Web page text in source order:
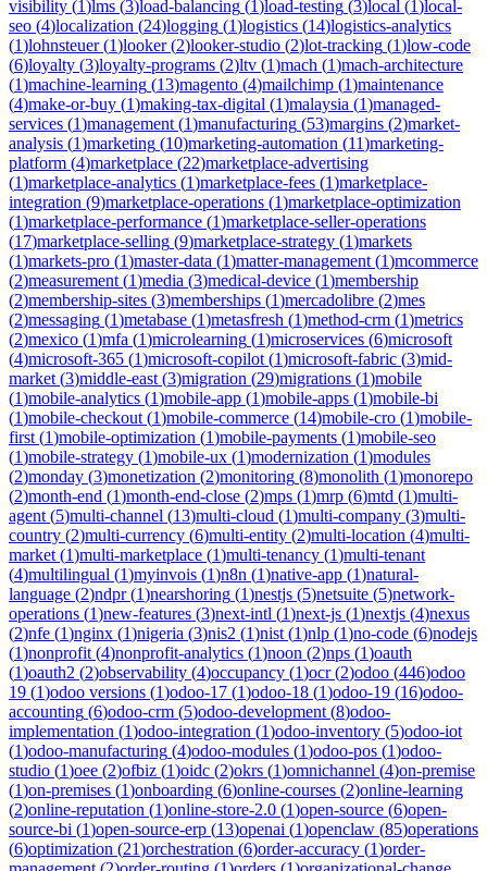
visibility (1)lms (3)load-balancing (1)load-testing (3)local (1)local-
seo (4)localization (24)logging (1)logistics (14)logistics-analytics
(1)lohnsteuer(1)looker(2)looker-studio (2)lot-tracking (1)low-code
(6)loyalty (3)loyalty-programs (2)ltv (1)mach (1)mach-architecture
(1)machine-learning (13)magento (4)mailchimp (1)maintenance
(4)make-or-buy (1)making-tax-digital (1)malaysia (1)managed-
services (1)management (1)manufacturing (53)margins (2)market-
analysis (1)marketing (10)marketing-automation (11)marketing-
platform (4)marketplace (22)marketplace-advertising
(1)marketplace-analytics (1)marketplace-fees (1)marketplace-
integration (9)marketplace-operations (1)marketplace-optimization
(1)marketplace-performance (1)marketplace-seller-operations
(17)marketplace-selling (9)marketplace-strategy (1)markets
(1)markets-pro (1)master-data (1)matter-management (1)mcommerce
(2)measurement (1)media (3)medical-device (1)membership
(2)membership-sites (3)memberships (1)mercadolibre (2)mes
(2)messaging (1)metabase (1)metasfresh (1)method-crm (1)metrics
(2)mexico (1)mfa (1)microlearning (1)microservices (6)microsoft
(4)microsoft-365 (1)microsoft-copilot (1)microsoft-fabric (3)mid-
market (3)middle-east (3)migration (29)migrations (1)mobile
(1)mobile-analytics (1)mobile-app (1)mobile-apps (1)mobile-bi
(1)mobile-checkout (1)mobile-commerce (14)mobile-cro (1)mobile-
first (1)mobile-optimization (1)mobile-payments (1)mobile-seo
(1)mobile-strategy (1)mobile-ux (1)modernization (1)modules
(2)monday (3)monetization (2)monitoring (8)monolith (1)monorepo
(2)month-end (1)month-end-close (2)mps (1)mrp (6)mtd (1)multi-
agent (5)multi-channel (13)multi-cloud (1)multi-company (3)multi-
country (2)multi-currency (6)multi-entity (2)multi-location (4)multi-
market (1)multi-marketplace (1)multi-tenancy (1)multi-tenant
(4)multilingual (1)myinvois (1)n8n (1)native-app (1)natural-
language (2)ndpr(1)nearshoring (1)nestjs (5)netsuite (5)network-
operations (1)new-features (3)next-intl (1)next-js (1)nextjs (4)nexus
(2)nfe (1)nginx (1)nigeria (3)nis2 (1)nist (1)nlp (1)no-code (6)nodejs
(1)nonprofit (4)nonprofit-analytics (1)noon (2)nps (1)oauth
(1)oauth2 (2)observability (4)occupancy (1)ocr(2)odoo (446)odoo
19 (1)odoo versions (1)odoo-17 (1)odoo-18 (1)odoo-19 (16)odoo-
accounting (6)odoo-crm (5)odoo-development (8)odoo-
implementation (1)odoo-integration (1)odoo-inventory (5)odoo-iot
(1)odoo-manufacturing (4)odoo-modules (1)odoo-pos (1)odoo-
studio (1)oee (2)ofbiz (1)oidc (2)okrs (1)omnichannel (4)on-premise
(1)on-premises (1)onboarding (6)online-courses (2)online-learning
(2)online-reputation (1)online-store-2.0 (1)open-source (6)open-
source-bi (1)open-source-erp (13)openai (1)openclaw (85)operations
(6)optimization (21)orchestration (6)order-accuracy (1)order-